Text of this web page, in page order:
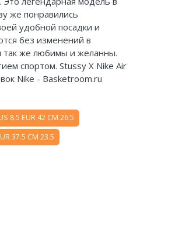
же понравились
удобной посадки и
без изменений в
так же любимы и желанны.
спортом. Stussy X Nike Air
Nike - Basketroom.ru
8.5 EUR 42 CM 26.5
37.5 CM 23.5